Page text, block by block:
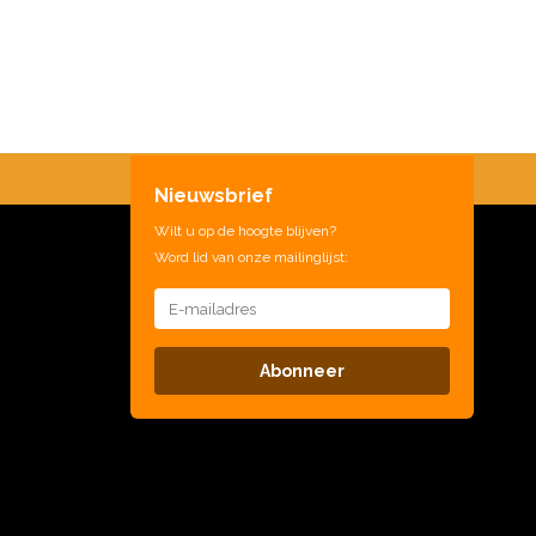
Nieuwsbrief
Wilt u op de hoogte blijven?
Word lid van onze mailinglijst:
Abonneer